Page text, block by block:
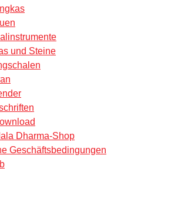
und Steine
Dharma-Shop
Geschäftsbedingungen